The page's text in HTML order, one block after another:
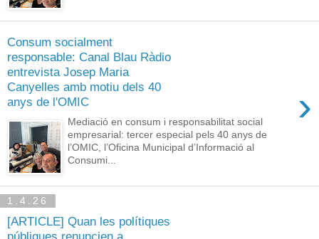
Consum socialment
responsable: Canal Blau Ràdio
entrevista Josep Maria
Canyelles amb motiu dels 40
anys de l'OMIC
›
Mediació en consum i responsabilitat social
empresarial: tercer especial pels 40 anys de
l’OMIC, l’Oficina Municipal d’Informació al
Consumi...
1.4.26
[ARTICLE] Quan les polítiques
públiques renuncien a